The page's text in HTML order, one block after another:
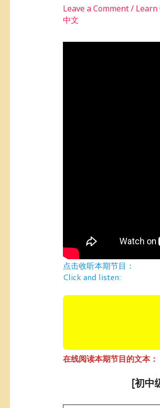
Leave a Comment/ Learn
中文
点击收听本期节目：
Click and listen:
在线阅读本期节目的文本：
[初中